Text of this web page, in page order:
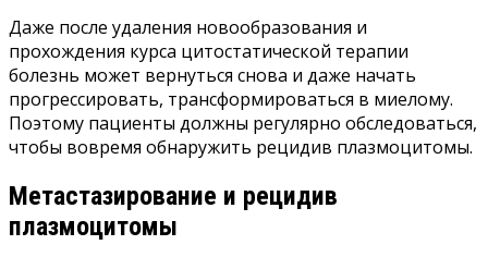
Даже после удаления новообразования и
прохождения курса цитостатической терапии
болезнь может вернуться снова и даже начать
прогрессировать, трансформироваться в миелому.
Поэтому пациенты должны регулярно обследоваться,
чтобы вовремя обнаружить рецидив плазмоцитомы.
Метастазирование и рецидив
плазмоцитомы